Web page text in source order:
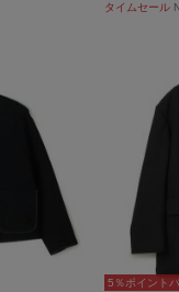
タイムセール
5％ポイント